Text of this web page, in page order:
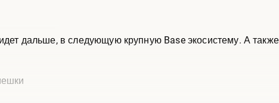
дальше, в следующую крупную Base экосистему. А